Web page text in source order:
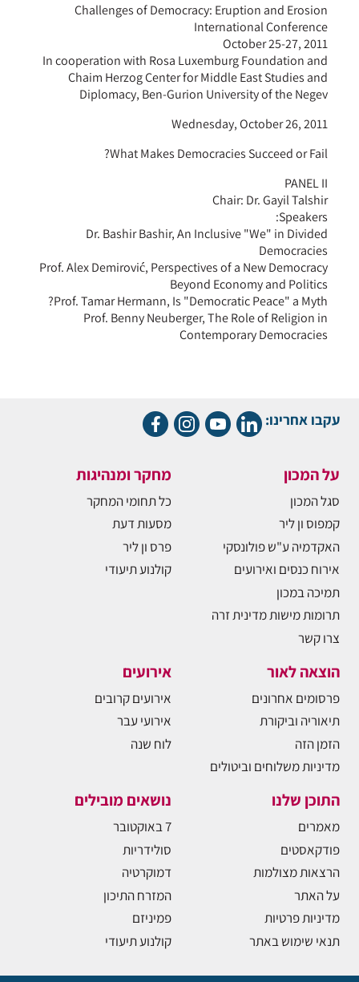
Challenges of Democracy: Eruption and Erosion
International Conference
October 25-27, 2011
In cooperation with Rosa Luxemburg Foundation and
Chaim Herzog Center for Middle East Studies and
Diplomacy, Ben-Gurion University of the Negev
Wednesday, October 26, 2011
What Makes Democracies Succeed or Fail?
PANEL II
Chair: Dr. Gayil Talshir
Speakers:
Dr. Bashir Bashir, An Inclusive "We" in Divided
Democracies
Prof. Alex Demirović, Perspectives of a New Democracy
Beyond Economy and Politics
Prof. Tamar Hermann, Is "Democratic Peace" a Myth?
Prof. Benny Neuberger, The Role of Religion in
Contemporary Democracies
עקבו אחרינו:
על המכון
סגל המכון
קמפוס ון ליר
האקדמיה ע"ש פולונסקי
אירוח כנסים ואירועים
תמיכה במכון
תרומות מישות מדינית זרה
צרו קשר
מחקר ומנהיגות
כל תחומי המחקר
מסעות דעת
פרס ון ליר
קולנוע תיעודי
הוצאה לאור
פרסומים אחרונים
תיאוריה וביקורת
הזמן הזה
מדיניות משלוחים וביטולים
אירועים
אירועים קרובים
אירועי עבר
לוח שנה
התוכן שלנו
מאמרים
פודקאסטים
הרצאות מצולמות
על האתר
מדיניות פרטיות
תנאי שימוש באתר
נושאים מובילים
7 באוקטובר
סולידריות
דמוקרטיה
המזרח התיכון
פמיניזם
קולנוע תיעודי